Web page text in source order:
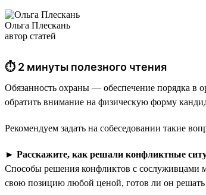
Ольга Плескань
автор статей
⏱ 2 минуты полезного чтения
Обязанность охраны — обеспечение порядка в
обратить внимание на физическую форму
Рекомендуем задать на собеседовании такие
► Расскажите, как решали конфликтные
Способы решения конфликтов с сослуживцами
свою позицию любой ценой, готов ли он решать